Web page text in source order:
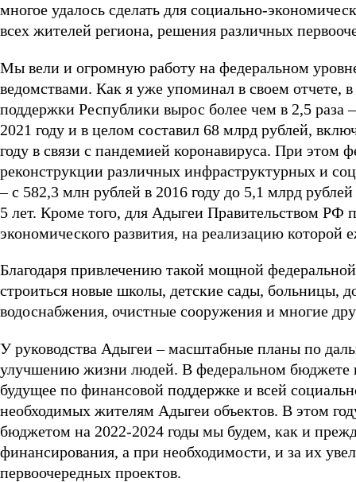
многое удалось сделать для социально-
всех жителей региона, решения различных
Мы вели и огромную работу на федеральном
ведомствами. Как я уже упоминал в своем отчете,
поддержки Республики вырос более чем в 2,5 раза
2021 году и в целом составил 68 млрд рублей,
году в связи с пандемией коронавируса. При этом
реконструкции различных инфраструктурных и
– с 582,3 млн рублей в 2016 году до 5,1 млрд
5 лет. Кроме того, для Адыгеи Правительством РФ
экономического развития, на реализацию которой
Благодаря привлечению такой мощной
строиться новые школы, детские сады, больницы,
водоснабжения, очистные сооружения и многие
У руководства Адыгеи – масштабные планы по
улучшению жизни людей. В федеральном бюджете
будущее по финансовой поддержке и всей
необходимых жителям Адыгеи объектов. В этом
бюджетом на 2022-2024 годы мы будем, как и
финансирования, а при необходимости, и за их
первоочередных проектов.